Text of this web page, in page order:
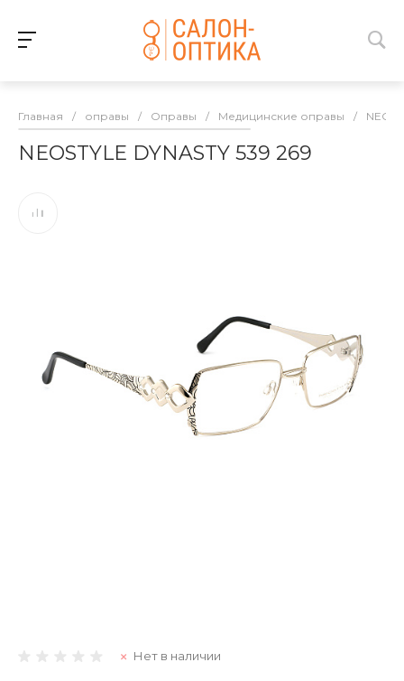
Главная / оправы / Оправы / Медицинские оправы /
NEOSTYLE DYNASTY 539 269
Нет в наличии